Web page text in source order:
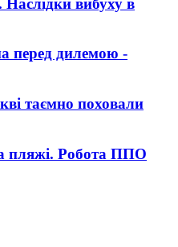
перед дилемою -
таємно поховали
пляжі. Робота ППО